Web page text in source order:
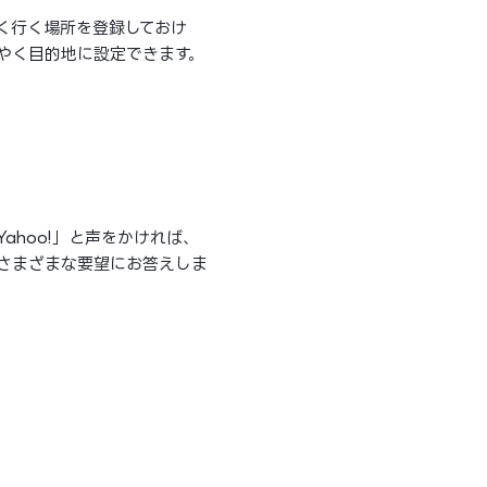
行く場所を登録しておけ
く目的地に設定できます。
」と声をかければ、
まざまな要望にお答えしま